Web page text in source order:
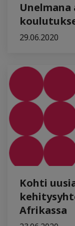
29.06.2020
Kohti
Afrikassa